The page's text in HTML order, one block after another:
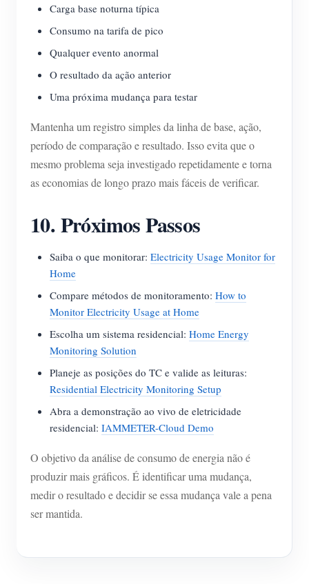
Carga base noturna típica
Consumo na tarifa de pico
Qualquer evento anormal
O resultado da ação anterior
Uma próxima mudança para testar
Mantenha um registro simples da linha de base, ação,
período de comparação e resultado. Isso evita que o
mesmo problema seja investigado repetidamente e torna
as economias de longo prazo mais fáceis de verificar.
10. Próximos Passos
Saiba o que monitorar: Electricity Usage Monitor for
Home
Compare métodos de monitoramento: How to
Monitor Electricity Usage at Home
Escolha um sistema residencial: Home Energy
Monitoring Solution
Planeje as posições do TC e valide as leituras:
Residential Electricity Monitoring Setup
Abra a demonstração ao vivo de eletricidade
residencial: IAMMETER-Cloud Demo
O objetivo da análise de consumo de energia não é
produzir mais gráficos. É identificar uma mudança,
medir o resultado e decidir se essa mudança vale a pena
ser mantida.